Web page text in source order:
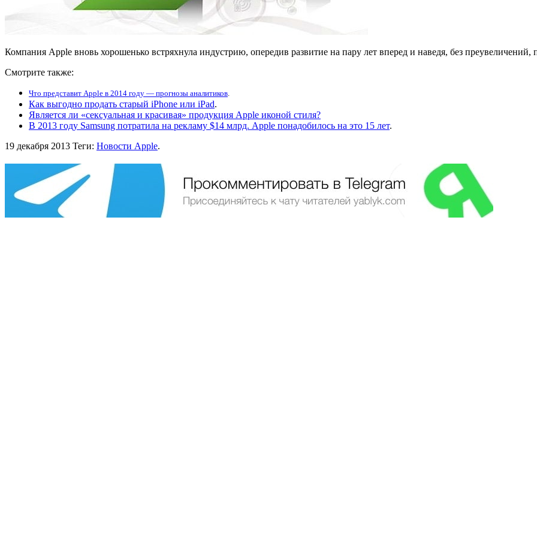
Компания Apple вновь хорошенько встряхнула индустрию, опередив развитие на пару лет вперед и наведя, без преувеличений,
Смотрите также:
Что представит Apple в 2014 году — прогнозы аналитиков
Как выгодно продать старый iPhone или iPad.
Является ли «сексуальная и красивая» продукция Apple иконой стиля?
В 2013 году Samsung потратила на рекламу $14 млрд. Apple понадобилось на это 15 лет.
19 декабря 2013 Теги: Новости Apple.